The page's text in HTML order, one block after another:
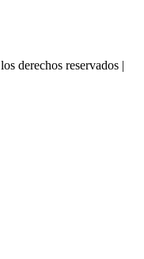
derechos reservados |